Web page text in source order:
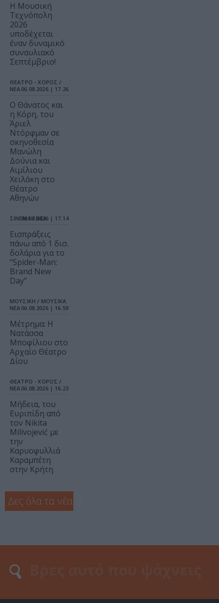
Η Μουσική
Τεχνόπολη
2026
υποδέχεται
έναν δυναμικό
συναυλιακό
Σεπτέμβριο!
ΘΕΑΤΡΟ - ΧΟΡΟΣ /
ΝΕΑ 06.08.2026 | 17.26
Ο Θάνατος και
η Κόρη, του
Άριελ
Ντόρφμαν σε
σκηνοθεσία
Μανώλη
Δούνια και
Αιμίλιου
Χειλάκη στο
Θέατρο
Αθηνών
ΣΙΝΕΜΑ / ΝΕΑ
06.08.2026 | 17.14
Εισπράξεις
πάνω από 1 δισ.
δολάρια για το
“Spider-Man:
Brand New
Day”
ΜΟΥΣΙΚΗ / ΜΟΥΣΙΚΑ
ΝΕΑ 06.08.2026 | 16.59
Μέτρημα: Η
Νατάσσα
Μποφίλιου στο
Αρχαίο Θέατρο
Δίου
ΘΕΑΤΡΟ - ΧΟΡΟΣ /
ΝΕΑ 06.08.2026 | 16.23
Μήδεια, του
Ευριπίδη από
τον Nikita
Milivojević με
την
Καρυοφυλλιά
Καραμπέτη
στην Κρήτη
Δες όλα τα νέα